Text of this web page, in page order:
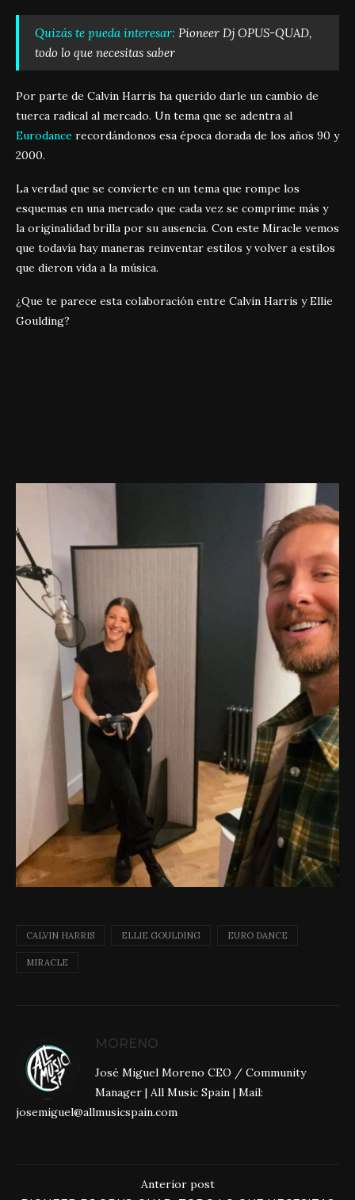
Quizás te pueda interesar: Pioneer Dj OPUS-QUAD,
todo lo que necesitas saber
Por parte de Calvin Harris ha querido darle un cambio de
tuerca radical al mercado. Un tema que se adentra al
Eurodance recordándonos esa época dorada de los años 90 y
2000.
La verdad que se convierte en un tema que rompe los
esquemas en una mercado que cada vez se comprime más y
la originalidad brilla por su ausencia. Con este Miracle vemos
que todavía hay maneras reinventar estilos y volver a estilos
que dieron vida a la música.
¿Que te parece esta colaboración entre Calvin Harris y Ellie
Goulding?
CALVIN HARRIS ELLIE GOULDING EURO DANCE
MIRACLE
MORENO
José Miguel Moreno CEO / Community
Manager | All Music Spain | Mail:
josemiguel@allmusicspain.com
Anterior post